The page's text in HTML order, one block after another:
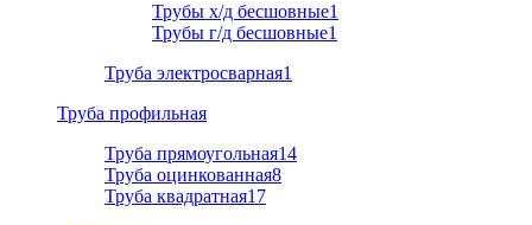
Трубы х/д бесшовные1
Трубы г/д бесшовные1
Труба электросварная1
Труба профильная
Труба прямоугольная14
Труба оцинкованная8
Труба квадратная17